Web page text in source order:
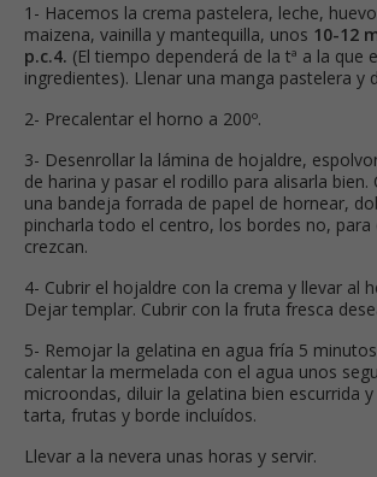
1- Hacemos la crema pastelera, leche,
maizena, vainilla y mantequilla, unos 10-12
p.c.4. (El tiempo dependerá de la tª a la que
ingredientes). Llenar una manga pastelera y
2- Precalentar el horno a 200º.
3- Desenrollar la lámina de hojaldre,
de harina y pasar el rodillo para alisarla bien.
una bandeja forrada de papel de hornear,
pincharla todo el centro, los bordes no, para
crezcan.
4- Cubrir el hojaldre con la crema y llevar al
Dejar templar. Cubrir con la fruta fresca
5- Remojar la gelatina en agua fría 5
calentar la mermelada con el agua unos
microondas, diluir la gelatina bien escurrida
tarta, frutas y borde incluídos.
Llevar a la nevera unas horas y servir.